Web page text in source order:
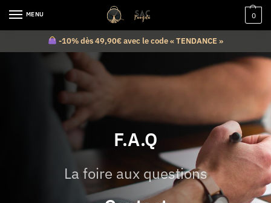
MENU 0
-10% dès 49,90€ avec le code « TENDANCE »
F.A.Q
La foire aux questions